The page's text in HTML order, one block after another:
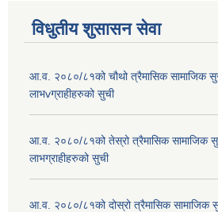
विधुतीय शुसासन सेवा
आ.व. २०८०/८१को चौथो त्रैमासिक सामाजिक
लाभvग्राहीहरुको सुची
आ.व. २०८०/८१को तेस्रो त्रैमासिक सामाजिक
लाभग्राहीहरुको सुची
आ.व. २०८०/८१को दोस्रो त्रैमासिक सामाजिक